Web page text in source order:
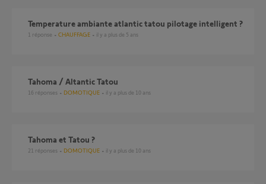
Temperature ambiante atlantic tatou pilotage intelligent ?
1 réponse CHAUFFAGE il y a plus de 5 ans
Tahoma / Altantic Tatou
16 réponses DOMOTIQUE il y a plus de 10 ans
Tahoma et Tatou ?
21 réponses DOMOTIQUE il y a plus de 10 ans